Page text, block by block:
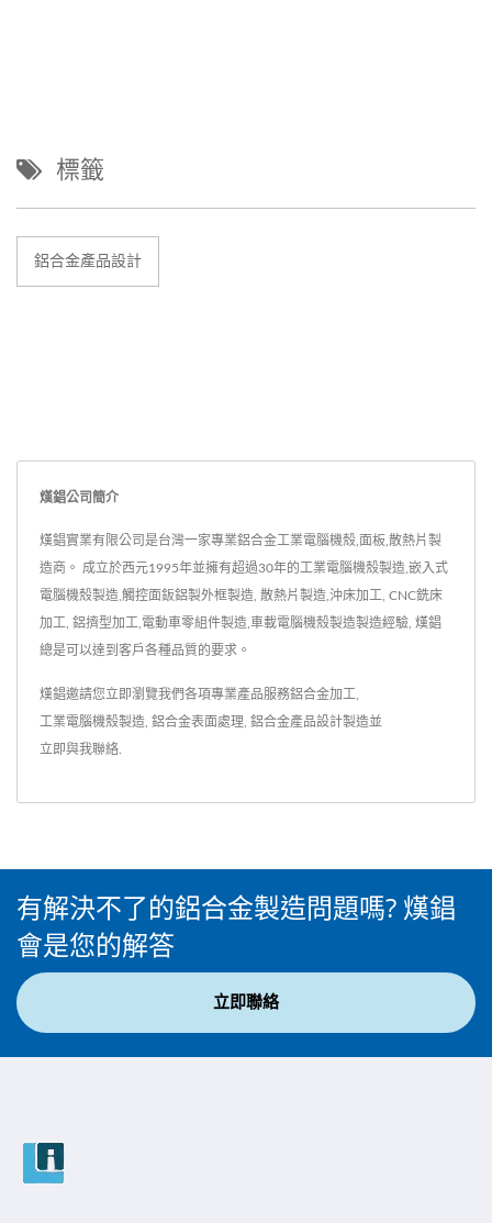
標籤
鋁合金產品設計
熯錩公司簡介
熯錩實業有限公司是台灣一家專業鋁合金工業電腦機殼,面板,散熱片製
造商。 成立於西元1995年並擁有超過30年的工業電腦機殼製造,嵌入式
電腦機殼製造,觸控面鈑鋁製外框製造, 散熱片製造,沖床加工, CNC銑床
加工, 鋁擠型加工,電動車零組件製造,車載電腦機殼製造製造經驗, 熯錩
總是可以達到客戶各種品質的要求。
熯錩邀請您立即瀏覽我們各項專業產品服務鋁合金加工
工業電腦機殼製造 鋁合金表面處理 鋁合金產品設計製造並
立即與我聯絡
有解決不了的鋁合金製造問題嗎? 熯錩
會是您的解答
立即聯絡